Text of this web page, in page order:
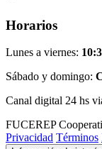
Horarios
Lunes a viernes:
Sábado y domingo:
Canal digital 24 hs
FUCEREP
Privacidad Términos